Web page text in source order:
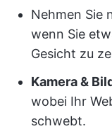
Nehmen Sie
wenn Sie
Gesicht zu
Kamera &
wobei Ihr
schwebt.